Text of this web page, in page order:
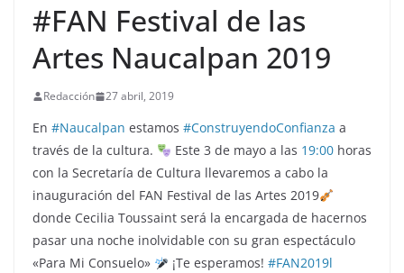
#FAN Festival de las
Artes Naucalpan 2019
Redacción 27 abril, 2019
En #Naucalpan estamos #ConstruyendoConfianza a
través de la cultura.
Este 3 de mayo a las 19:00horas
con la Secretaría de Cultura llevaremos a cabo la
inauguración del FAN Festival de las Artes 2019
donde Cecilia Toussaint será la encargada de hacernos
pasar una noche inolvidable con su gran espectáculo
«Para Mi Consuelo»
¡Te esperamos! #FAN2019l